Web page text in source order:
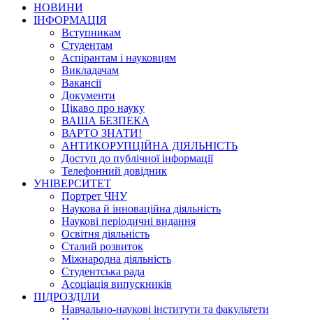
НОВИНИ
ІНФОРМАЦІЯ
Вступникам
Студентам
Аспірантам і науковцям
Викладачам
Вакансії
Документи
Цікаво про науку
ВАША БЕЗПЕКА
ВАРТО ЗНАТИ!
АНТИКОРУПЦІЙНА ДІЯЛЬНІСТЬ
Доступ до публічної інформації
Телефонний довідник
УНІВЕРСИТЕТ
Портрет ЧНУ
Наукова й інноваційна діяльність
Наукові періодичні видання
Освітня діяльність
Сталий розвиток
Міжнародна діяльність
Студентська рада
Асоціація випускників
ПІДРОЗДІЛИ
Навчально-наукові інститути та факультети